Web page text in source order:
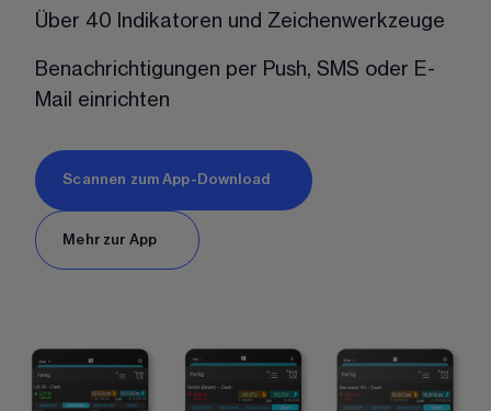
Über 40 Indikatoren und Zeichenwerkzeuge
Benachrichtigungen per Push, SMS oder E-
Mail einrichten
Scannen zum App-Download
Mehr zur App